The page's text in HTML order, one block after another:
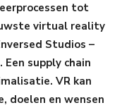
tot
virtual reality
Studios –
supply chain
VR kan
doelen en wensen